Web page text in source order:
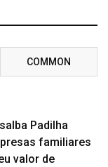
COMMON
Padilha
familiares
valor de